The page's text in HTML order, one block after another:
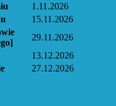
1.11.2026
15.11.2026
29.11.2026
13.12.2026
27.12.2026